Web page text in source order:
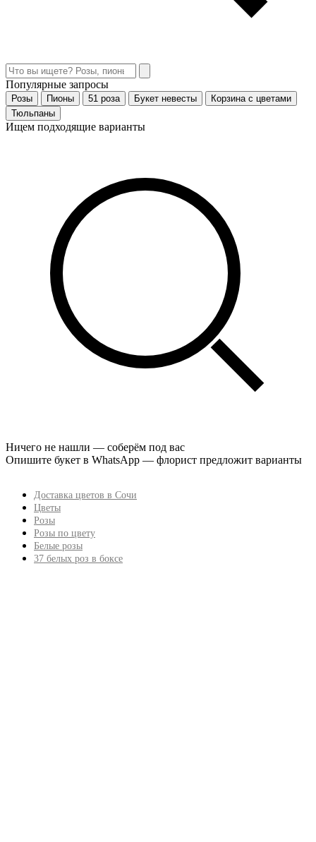
Популярные запросы
Розы Пионы 51 роза Букет невесты
Корзина с цветами
Тюльпаны
Ищем подходящие варианты
Ничего не нашли — соберём под вас
Опишите букет в WhatsApp — флорист предложит варианты
Доставка цветов в Сочи
Цветы
Розы
Розы по цвету
Белые розы
37 белых роз в боксе